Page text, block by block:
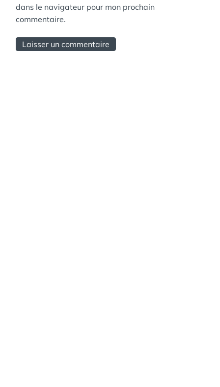
dans le navigateur pour mon prochain
commentaire.